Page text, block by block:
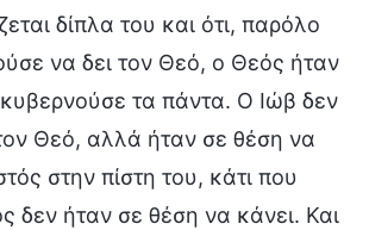
δίπλα του και ότι, παρόλο
να δει τον Θεό, ο Θεός ήταν
κυβερνούσε τα πάντα. Ο Ιώβ δεν
Θεό, αλλά ήταν σε θέση να
στην πίστη του, κάτι που
δεν ήταν σε θέση να κάνει. Και